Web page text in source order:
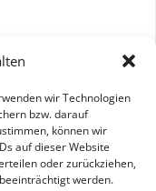
wir Technologien
bzw. darauf
können wir
auf dieser Website
oder zurückziehen,
werden.